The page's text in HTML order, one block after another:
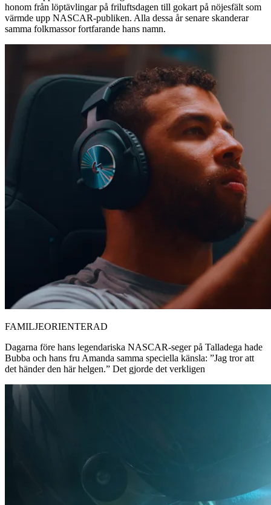
honom från löptävlingar på friluftsdagen till gokart på nöjesfält som
värmde upp NASCAR-publiken. Alla dessa år senare skanderar
samma folkmassor fortfarande hans namn.
FAMILJEORIENTERAD
Dagarna före hans legendariska NASCAR-seger på Talladega hade
Bubba och hans fru Amanda samma speciella känsla: ”Jag tror att
det händer den här helgen.” Det gjorde det verkligen